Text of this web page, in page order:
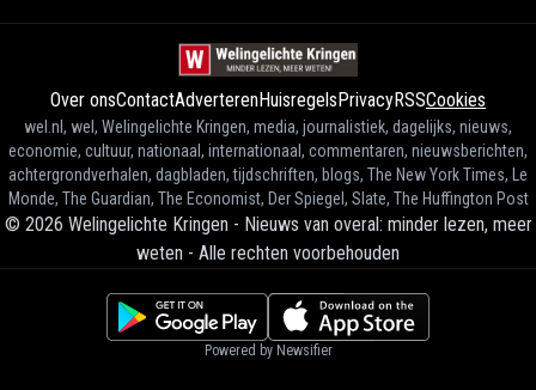
Over onsContactAdverterenHuisregels PrivacyRSSCookies
wel.nl, wel, Welingelichte Kringen, media, journalistiek, dagelijks, nieuws,
economie, cultuur, nationaal, internationaal, commentaren, nieuwsberichten,
achtergrondverhalen, dagbladen, tijdschriften, blogs, The New York Times, Le
Monde, The Guardian, The Economist, Der Spiegel, Slate, The Huffington Post
© 2026 Welingelichte Kringen - Nieuws van overal: minder lezen, meer
weten - Alle rechten voorbehouden
Powered by Newsifier